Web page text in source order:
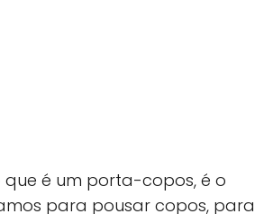
que é um porta-copos, é o
para pousar copos, para